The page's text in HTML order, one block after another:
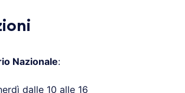
Nazionale:
dalle 10 alle 16